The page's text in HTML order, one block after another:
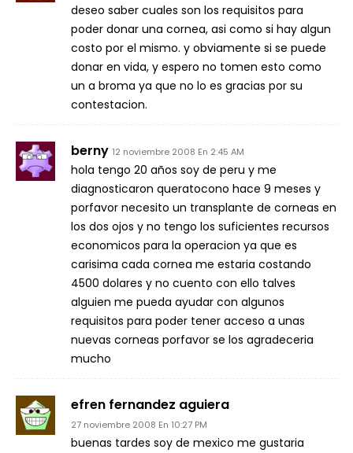
deseo saber cuales son los requisitos para
poder donar una cornea, asi como si hay algun
costo por el mismo. y obviamente si se puede
donar en vida, y espero no tomen esto como
un a broma ya que no lo es gracias por su
contestacion.
berny 12 noviembre 2008 En 2:45 AM
hola tengo 20 años soy de peru y me
diagnosticaron queratocono hace 9 meses y
porfavor necesito un transplante de corneas en
los dos ojos y no tengo los suficientes recursos
economicos para la operacion ya que es
carisima cada cornea me estaria costando
4500 dolares y no cuento con ello talves
alguien me pueda ayudar con algunos
requisitos para poder tener acceso a unas
nuevas corneas porfavor se los agradeceria
mucho
efren fernandez aguiera
27 noviembre 2008 En 10:27 PM
buenas tardes soy de mexico me gustaria